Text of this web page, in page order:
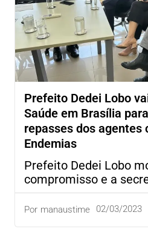
Prefeito Dedei Lobo
Saúde em Brasília
repasses dos agentes
Endemias
Por manaustime 02/03/2023
Prefeito Dedei Lobo
compromisso e a